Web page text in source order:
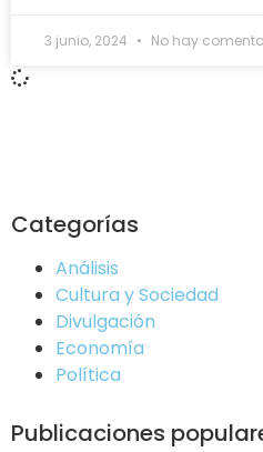
3 junio, 2024 No hay
Categorías
Análisis
Cultura y Sociedad
Divulgación
Economía
Política
Publicaciones